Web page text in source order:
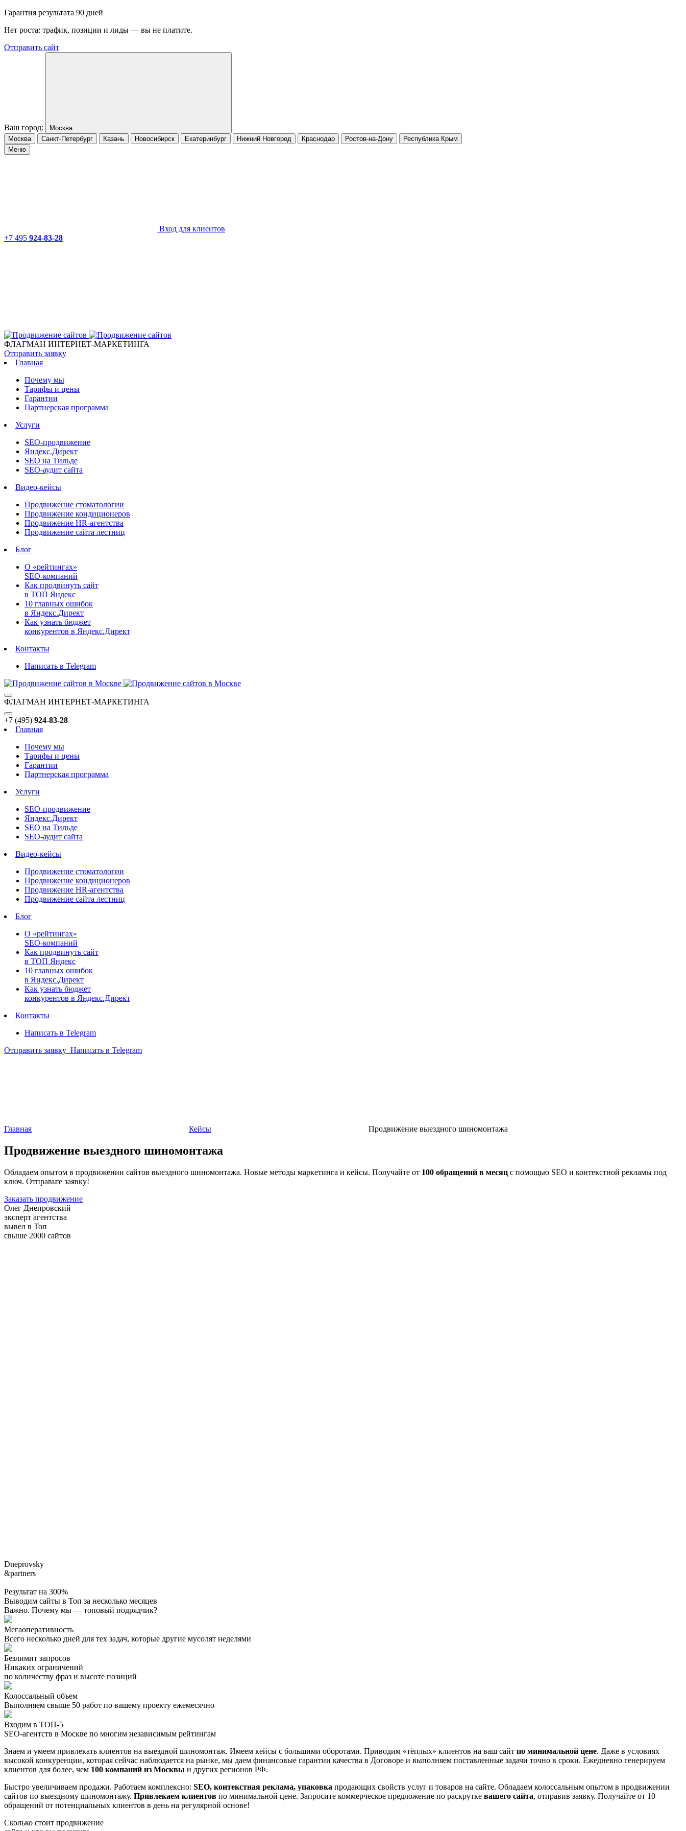
Гарантия результата 90 дней
Нет роста: трафик, позиции и лиды — вы не платите.
Отправить сайт
Ваш город:
Москва
Москва
Санкт-Петербург Казань Новосибирск Екатеринбург Нижний Новгород Краснодар Ростов-на-Дону
Республика Крым
Меню
Вход для клиентов
+7 495 924-83-28
ФЛАГМАН ИНТЕРНЕТ-МАРКЕТИНГА
Отправить заявку
Главная
Почему мы
Тарифы и цены
Гарантии
Партнерская программа
Услуги
SEO-продвижение
Яндекс.Директ
SEO на Тильде
SEO-аудит сайта
Видео-кейсы
Продвижение стоматологии
Продвижение кондиционеров
Продвижение HR-агентства
Продвижение сайта лестниц
Блог
О «рейтингах»
SEO-компаний
Как продвинуть сайт
в ТОП Яндекс
10 главных ошибок
в Яндекс.Директ
Как узнать бюджет
конкурентов в Яндекс.Директ
Контакты
Написать в Telegram
ФЛАГМАН ИНТЕРНЕТ-МАРКЕТИНГА
+7 (495) 924-83-28
Главная
Почему мы
Тарифы и цены
Гарантии
Партнерская программа
Услуги
SEO-продвижение
Яндекс.Директ
SEO на Тильде
SEO-аудит сайта
Видео-кейсы
Продвижение стоматологии
Продвижение кондиционеров
Продвижение HR-агентства
Продвижение сайта лестниц
Блог
О «рейтингах»
SEO-компаний
Как продвинуть сайт
в ТОП Яндекс
10 главных ошибок
в Яндекс.Директ
Как узнать бюджет
конкурентов в Яндекс.Директ
Контакты
Написать в Telegram
Отправить заявку Написать в Telegram
Главная Кейсы Продвижение выездного шиномонтажа
Продвижение выездного шиномонтажа
Обладаем опытом в продвижении сайтов выездного шиномонтажа. Новые методы маркетинга и кейсы. Получайте от 100 обращений в месяц с помощью SEO и контекстной рекламы под
ключ. Отправьте заявку!
Заказать продвижение
Олег Днепровский
эксперт агентства
вывел в Топ
свыше 2000 сайтов
Dneprovsky
&partners
Результат на 300%
Выводим сайты в Топ за несколько месяцев
Важно. Почему мы — топовый подрядчик?
Мегаоперативность
Всего несколько дней для тех задач, которые другие мусолят неделями
Безлимит запросов
Никаких ограничений
по количеству фраз и высоте позиций
Колоссальный объем
Выполняем свыше 50 работ по вашему проекту ежемесячно
Входим в ТОП-5
SEO-агентств в Москве по многим независимым рейтингам
Знаем и умеем привлекать клиентов на выездной шиномонтаж. Имеем кейсы с большими оборотами. Приводим «тёплых» клиентов на ваш сайт по минимальной цене. Даже в условиях
высокой конкуренции, которая сейчас наблюдается на рынке, мы даем финансовые гарантии качества в Договоре и выполняем поставленные задачи точно в сроки. Ежедневно генерируем
клиентов для более, чем 100 компаний из Москвы и других регионов РФ.
Быстро увеличиваем продажи. Работаем комплексно: SEO, контекстная реклама, упаковка продающих свойств услуг и товаров на сайте. Обладаем колоссальным опытом в продвижении
сайтов по выездному шиномонтажу. Привлекаем клиентов по минимальной цене. Запросите коммерческое предложение по раскрутке вашего сайта, отправив заявку. Получайте от 10
обращений от потенциальных клиентов в день на регулярной основе!
Сколько стоит продвижение